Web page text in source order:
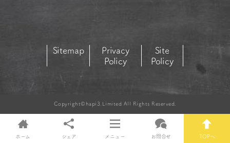
Sitemap
Privacy
Policy
Site
Policy
Copyright©hapi3.Limited All Rights Reserved.
ホーム シェア メニュー お問合せ TOPへ